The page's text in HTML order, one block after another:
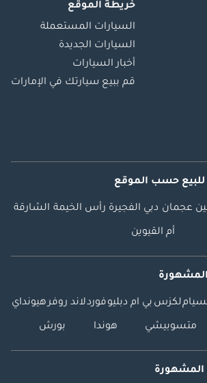
خريطة الموقع
السيارات المستعملة
السيارات الجديدة
أخبار السيارات
قم ببيع سيارتك في الإمارات
للبيع حسب الموقع
عجمان دبي الفجيرة رأس الخيمة الشارقة
أم القيوين
لكزس بي ام دبليوفوردلاند روفرهيونداي
متسوبيشي هوندا بورش
المشهورة